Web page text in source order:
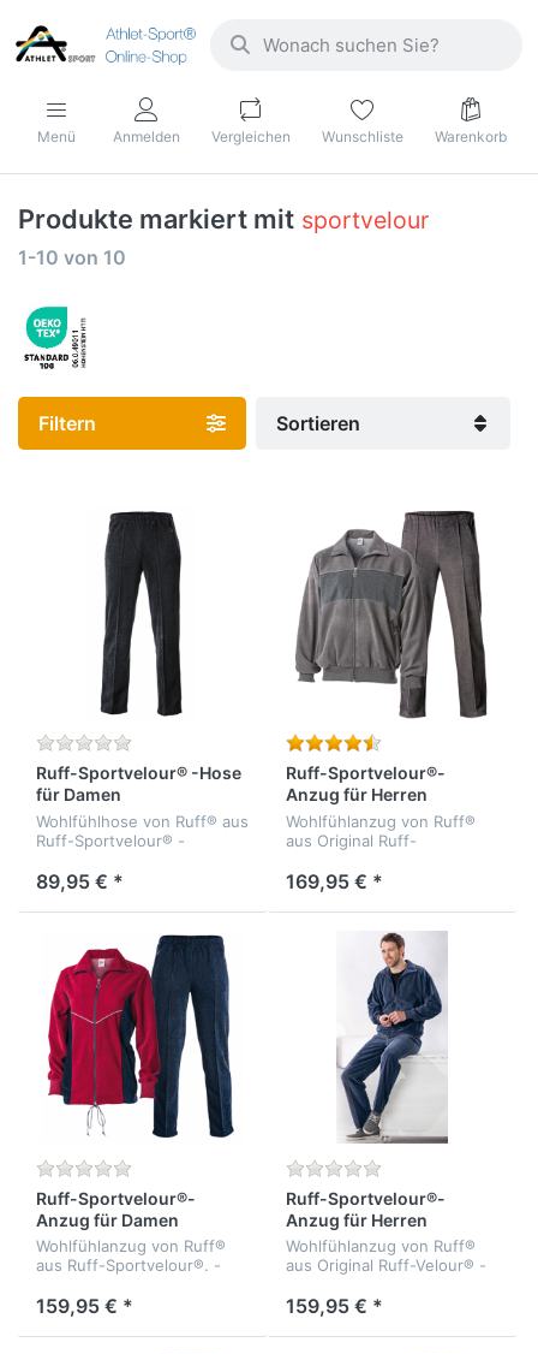
Menü Anmelden Vergleichen Wunschliste Warenkorb
Produkte markiert mit sportvelour
1-10 von 10
Filtern Sortieren
Ruff-Sportvelour® -Hose
für Damen
Wohlfühlhose von Ruff® aus
Ruff-Sportvelour® -
- temperaturausgleichend -
Qualität: 65% Baumwolle,
35% Polyester
89,95 € *
Ruff-Sportvelour®-
Anzug für Herren
Wohlfühlanzug von Ruff®
aus Original Ruff-
formbeständig -
athmungsaktiv -
temperaturausgleichend -
Qualität: 75% Baumwolle,...
169,95 € *
Ruff-Sportvelour®-
Anzug für Damen
Wohlfühlanzug von Ruff®
aus Ruff-Sportvelour®. -
- temperaturausgleichend -
Qualität: 65% Baumwolle,
35% Polyester.
159,95 € *
Ruff-Sportvelour®-
Anzug für Herren
Wohlfühlanzug von Ruff®
aus Original Ruff-Velour® -
- atmungsaktiv -
temperaturausgleichend -
Qualität: Ruff-Velour®: 65%
159,95 € *